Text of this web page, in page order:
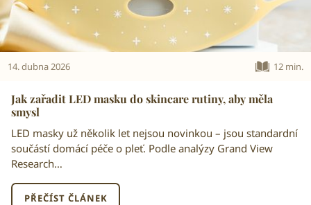
14. dubna 2026 12 min.
Jak zařadit LED masku do skincare rutiny, aby měla
smysl
LED masky už několik let nejsou novinkou – jsou standardní
součástí domácí péče o pleť. Podle analýzy Grand View
Research…
PŘEČÍST ČLÁNEK